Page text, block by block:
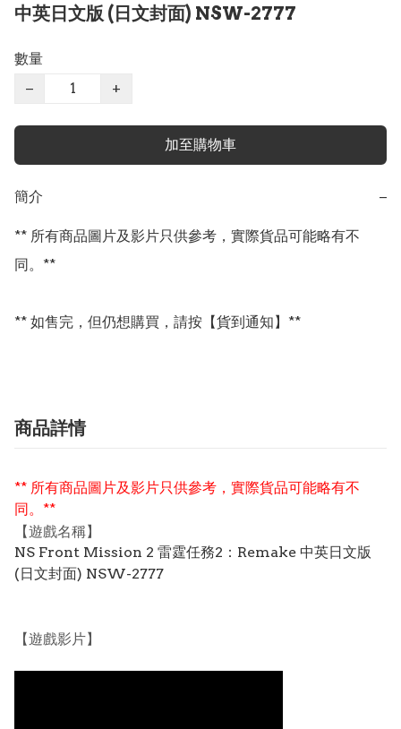
中英日文版 (日文封面) NSW-2777
數量
−
+
加至購物車
簡介 −
** 所有商品圖片及影片只供參考，實際貨品可能略有不
同。**
** 如售完，但仍想購買，請按【貨到通知】**
商品詳情
** 所有商品圖片及影片只供參考，實際貨品可能略有不
同。**
【遊戲名稱】
NS Front Mission 2 雷霆任務2：Remake 中英日文版
(日文封面) NSW-2777
【遊戲影片】